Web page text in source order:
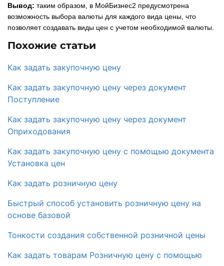
Вывод: таким образом, в МойБизнес2 предусмотрена
возможность выбора валюты для каждого вида цены, что
позволяет создавать виды цен с учетом необходимой валюты.
Похожие статьи
Как задать закупочную цену
Как задать закупочную цену через документ
Поступление
Как задать закупочную цену через документ
Оприходования
Как задать закупочную цену с помощью документа
Установка цен
Как задать розничную цену
Быстрый способ установить розничную цену на
основе базовой
Тонкости создания собственной розничной цены
Как задать товарам Розничную цену с помощью